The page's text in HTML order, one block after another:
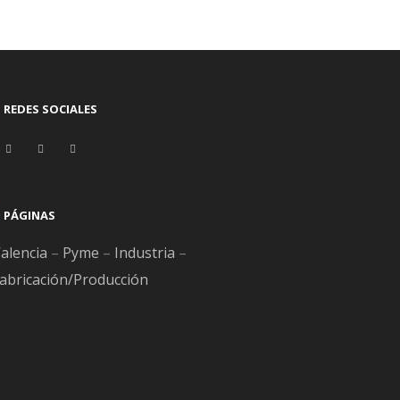
REDES SOCIALES
PÁGINAS
– Pyme – Industria –
Producción